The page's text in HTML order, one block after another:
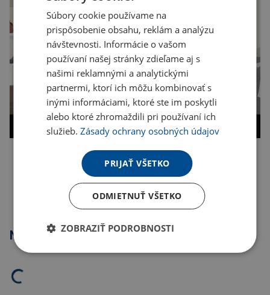
Kopírovať odkaz
Najpredávanejšie
Súbory cookie používame na
prispôsobenie obsahu, reklám a analýzu
návštevnosti. Informácie o vašom
používaní našej stránky zdieľame aj s
našimi reklamnými a analytickými
partnermi, ktorí ich môžu kombinovať s
inými informáciami, ktoré ste im poskytli
alebo ktoré zhromaždili pri používaní ich
služieb.Zásady ochrany osobných údajov
PRIJAŤ VŠETKO
ODMIETNUŤ VŠETKO
ZOBRAZIŤ PODROBNOSTI